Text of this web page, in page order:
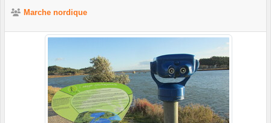
Marche nordique